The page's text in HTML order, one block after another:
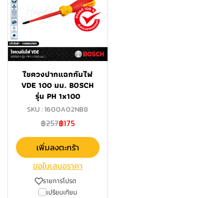
ไขควงปากแฉกกันไฟ
VDE 100 มม. BOSCH
รุ่น PH 1x100
SKU : 1600A02NB8
฿257฿175
เพิ่มลงตะกร้า
ขอใบเสนอราคา
รายการโปรด
เปรียบเทียบ